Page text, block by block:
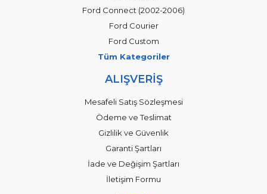
Ford Connect (2002-2006)
Ford Courier
Ford Custom
Tüm Kategoriler
ALIŞVERİŞ
Mesafeli Satış Sözleşmesi
Ödeme ve Teslimat
Gizlilik ve Güvenlik
Garanti Şartları
İade ve Değişim Şartları
İletişim Formu